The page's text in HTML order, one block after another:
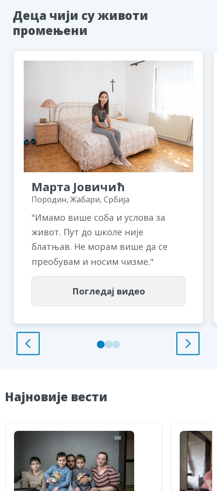
Деца чији су животи
промењени
Марта Јовичић
Породин, Жабари, Србија
Имамо више соба и услова за
живот. Пут до школе није
блатњав. Не морам више да се
преобувам и носим чизме.
Погледај видео
Најновије вести